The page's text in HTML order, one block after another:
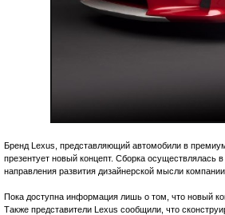
Бренд Lexus, представляющий автомобили в
презентует новый концепт. Сборка осуществлялась
направления развития дизайнерской мысли
Пока доступна информация лишь о том, что новый
Также представители Lexus сообщили, что